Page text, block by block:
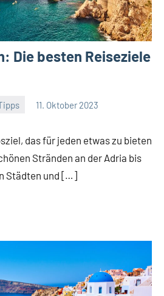
Die besten Reiseziele
11. Oktober 2023
das für jeden etwas zu bieten
Stränden an der Adria bis
Städten und […]